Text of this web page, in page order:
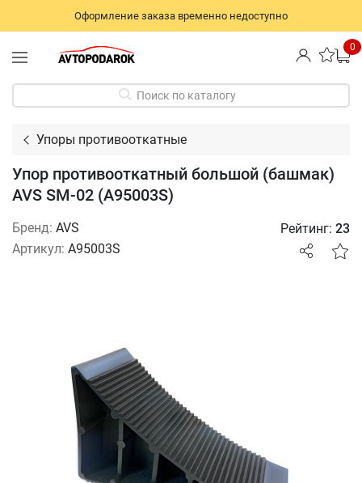
Оформление заказа временно недоступно
0
Поиск по каталогу
Упоры противооткатные
Упор противооткатный большой (башмак)
AVS SM-02 (A95003S)
Бренд: AVS
Артикул: A95003S
Рейтинг: 23